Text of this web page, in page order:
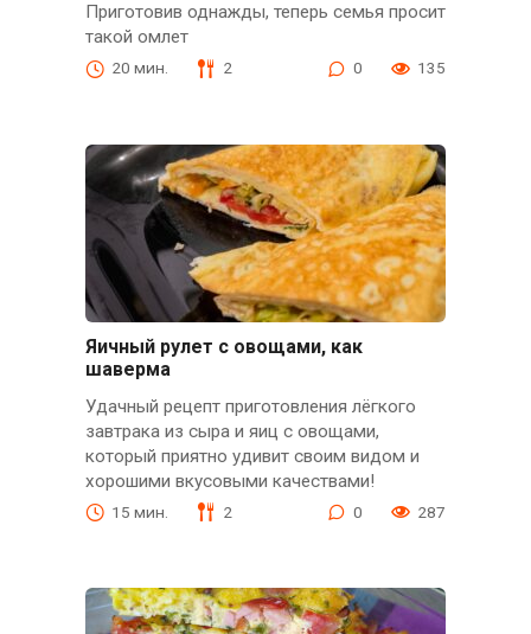
Приготовив однажды, теперь семья просит
такой омлет
20 мин. 2 0 135
Яичный рулет с овощами, как
шаверма
Удачный рецепт приготовления лёгкого
завтрака из сыра и яиц с овощами,
который приятно удивит своим видом и
хорошими вкусовыми качествами!
15 мин. 2 0 287